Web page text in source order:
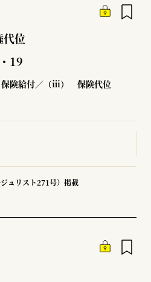
代位
19
険給付／（ⅲ） 保険代位
ュリスト271号）掲載